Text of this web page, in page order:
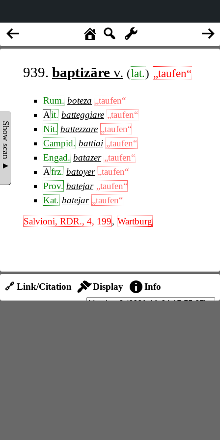
Show scan ▲
939. baptizāre v. (lat.) „taufen“
Rum. boteza „taufen“
Ait. batteggiare „taufen“
Nit. battezzare „taufen“
Campid. battiai „taufen“
Engad. batazer „taufen“
Afrz. batoyer „taufen“
Prov. batejar „taufen“
Kat. batejar „taufen“
Salvioni, RDR., 4, 199, Wartburg
🔗 Link/Citation Display Info